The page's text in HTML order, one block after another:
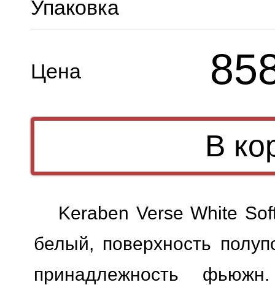
Упаковка
Цена
Keraben Verse White
белый, поверхность
принадлежность